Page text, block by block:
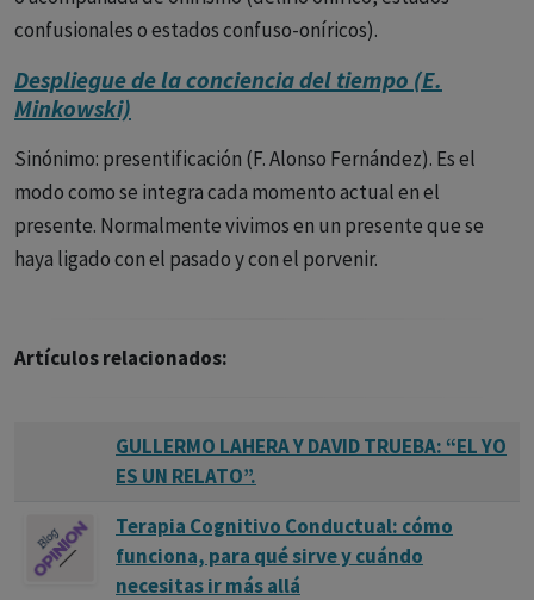
nuestros pensamientos, emociones y percepciones. La
lo que explica las diferencias en la experiencia consciente
entre individuos y en diferentes estados de la mente.
4. Cualidades básicas de la conciencia:Además de las
diferentes definiciones y perspectivas, la conciencia se
caracteriza por tres cualidades básicas:
Varía desde la máxima claridad en la vigilia hasta el mínimo
Amplitud del campo:Se refiere a la cantidad de
contenidos mentales que pueden ser atendidos
simultáneamente. La amplitud puede ser amplia,
permitiendo abarcar diversos aspectos de la experiencia, o
estrecha, centrándose en un rango limitado de estímulos o
confusionales o estados confuso-oníricos).
Despliegue de la conciencia del tiempo (E.
Minkowski)
Sinónimo: presentificación (F. Alonso Fernández). Es el
modo como se integra cada momento actual en el
presente. Normalmente vivimos en un presente que se
haya ligado con el pasado y con el porvenir.
Artículos relacionados:
GULLERMO LAHERA Y DAVID TRUEBA: “EL YO
ES UN RELATO”.
Terapia Cognitivo Conductual: cómo
funciona, para qué sirve y cuándo
necesitas ir más allá